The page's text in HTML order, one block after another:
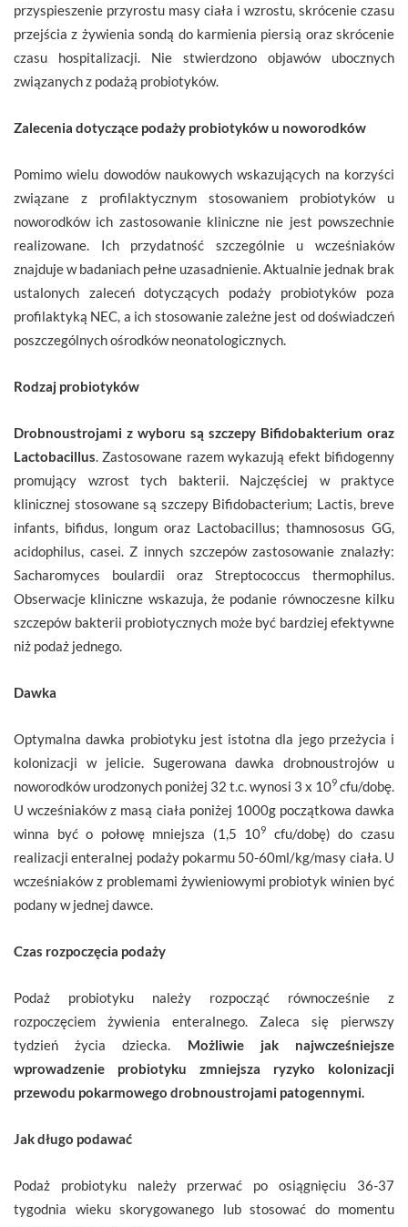
przyspieszenie przyrostu masy ciała i wzrostu, skrócenie czasu
przejścia z żywienia sondą do karmienia piersią oraz skrócenie
czasu hospitalizacji. Nie stwierdzono objawów ubocznych
związanych z podażą probiotyków.
Zalecenia dotyczące podaży probiotyków u noworodków
Pomimo wielu dowodów naukowych wskazujących na korzyści
związane z profilaktycznym stosowaniem probiotyków u
noworodków ich zastosowanie kliniczne nie jest powszechnie
realizowane. Ich przydatność szczególnie u wcześniaków
znajduje w badaniach pełne uzasadnienie. Aktualnie jednak brak
ustalonych zaleceń dotyczących podaży probiotyków poza
profilaktyką NEC, a ich stosowanie zależne jest od doświadczeń
poszczególnych ośrodków neonatologicznych.
Rodzaj probiotyków
Drobnoustrojami z wyboru są szczepy Bifidobakterium oraz
Lactobacillus . Zastosowane razem wykazują efekt bifidogenny
promujący wzrost tych bakterii. Najczęściej w praktyce
klinicznej stosowane są szczepy Bifidobacterium; Lactis, breve
infants, bifidus, longum oraz Lactobacillus; thamnososus GG,
acidophilus, casei. Z innych szczepów zastosowanie znalazły:
Sacharomyces boulardii oraz Streptococcus thermophilus.
Obserwacje kliniczne wskazuja, że podanie równoczesne kilku
szczepów bakterii probiotycznych może być bardziej efektywne
niż podaż jednego.
Dawka
Optymalna dawka probiotyku jest istotna dla jego przeżycia i
kolonizacji w jelicie. Sugerowana dawka drobnoustrojów u
noworodków urodzonych poniżej 32 t.c. wynosi 3 x 109 cfu/dobę.
U wcześniaków z masą ciała poniżej 1000g początkowa dawka
winna być o połowę mniejsza (1,5 109
cfu/dobę) do czasu
realizacji enteralnej podaży pokarmu 50-60ml/kg/masy ciała. U
wcześniaków z problemami żywieniowymi probiotyk winien być
podany w jednej dawce.
Czas rozpoczęcia podaży
Podaż probiotyku należy rozpocząć równocześnie z
rozpoczęciem żywienia enteralnego. Zaleca się pierwszy
tydzień życia dziecka. Możliwie jak najwcześniejsze
wprowadzenie probiotyku zmniejsza ryzyko kolonizacji
przewodu pokarmowego drobnoustrojami patogennymi.
Jak długo podawać
Podaż probiotyku należy przerwać po osiągnięciu 36-37
tygodnia wieku skorygowanego lub stosować do momentu